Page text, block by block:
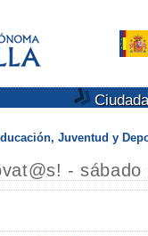
Juventud y
-